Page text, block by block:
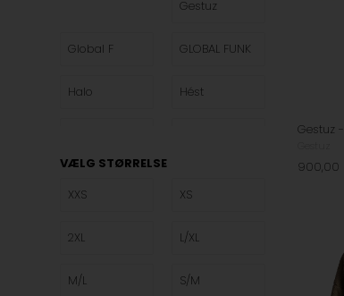
Gestuz
Global F GLOBAL FUNK
Halo Hést
Nørgaard
Chateau
VÆLG STØRRELSE
XXS
XS
2XL L/XL
M/L S/M
900,00